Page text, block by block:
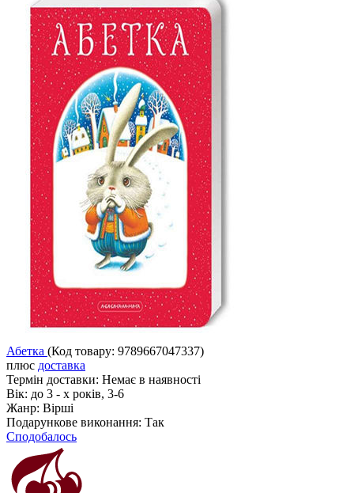
Абетка (Код товару: 9789667047337)
плюс доставка
Термін доставки: Немає в наявності
Вік: до 3 - х років, 3-6
Жанр: Вірші
Подарункове виконання: Так
Сподобалось